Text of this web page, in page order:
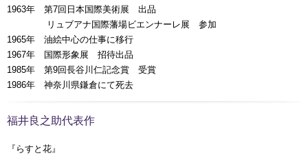
1963年 第7回日本国際美術展 出品
リュブアナ国際藩場ビエンナーレ展 参加
1965年 油絵中心の仕事に移行
1967年 国際形象展 招待出品
1985年 第9回長谷川仁記念賞 受賞
1986年 神奈川県鎌倉にて死去
福井良之助代表作
『らすと花』